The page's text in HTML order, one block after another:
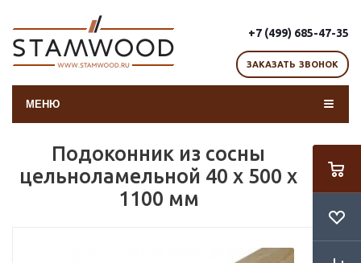
+7 (499) 685-47-35
ЗАКАЗАТЬ ЗВОНОК
МЕНЮ
Подоконник из сосны
цельноламельной 40 x 500 x
1100 мм